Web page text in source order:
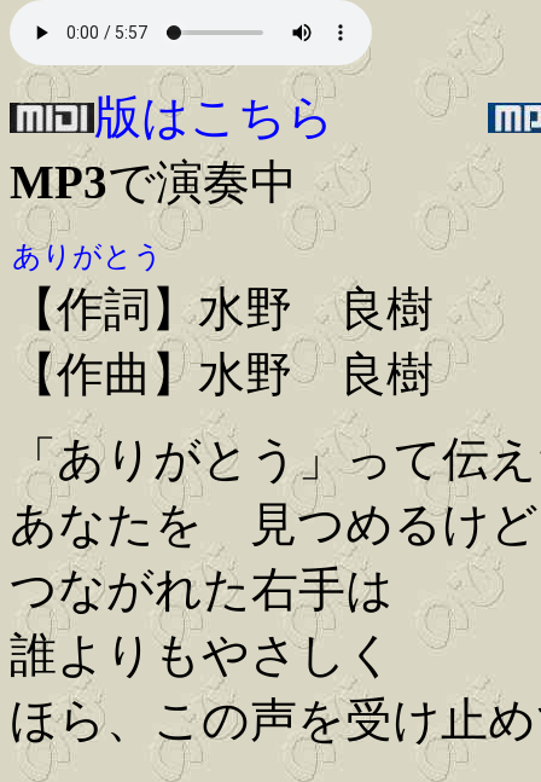
版はこちら
MP3で演奏中
ありがとう
【作詞】水野 良樹
【作曲】水野 良樹
「ありがとう」って伝
あなたを 見つめるけど
つながれた右手は
誰よりもやさしく
ほら、この声を受け止